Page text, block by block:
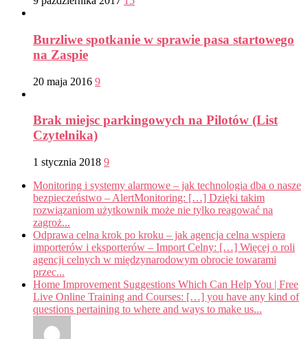
Burzliwe spotkanie w sprawie pasa startowego
na Zaspie
20 maja 2016 9
Brak miejsc parkingowych na Pilotów (List
Czytelnika)
1 stycznia 2018 9
Monitoring i systemy alarmowe – jak technologia dba o nasze
bezpieczeństwo – AlertMonitoring: […] Dzięki takim
rozwiązaniom użytkownik może nie tylko reagować na
zagroż...
Odprawa celna krok po kroku – jak agencja celna wspiera
importerów i eksporterów – Import Celny: […] Więcej o roli
agencji celnych w międzynarodowym obrocie towarami
przec...
Home Improvement Suggestions Which Can Help You | Free
Live Online Training and Courses: […] you have any kind of
questions pertaining to where and ways to make us...